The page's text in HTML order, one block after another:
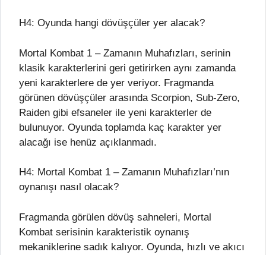
H4: Oyunda hangi dövüşçüler yer alacak?
Mortal Kombat 1 – Zamanın Muhafızları, serinin
klasik karakterlerini geri getirirken aynı zamanda
yeni karakterlere de yer veriyor. Fragmanda
görünen dövüşçüler arasında Scorpion, Sub-Zero,
Raiden gibi efsaneler ile yeni karakterler de
bulunuyor. Oyunda toplamda kaç karakter yer
alacağı ise henüz açıklanmadı.
H4: Mortal Kombat 1 – Zamanın Muhafızları’nın
oynanışı nasıl olacak?
Fragmanda görülen dövüş sahneleri, Mortal
Kombat serisinin karakteristik oynanış
mekaniklerine sadık kalıyor. Oyunda, hızlı ve akıcı